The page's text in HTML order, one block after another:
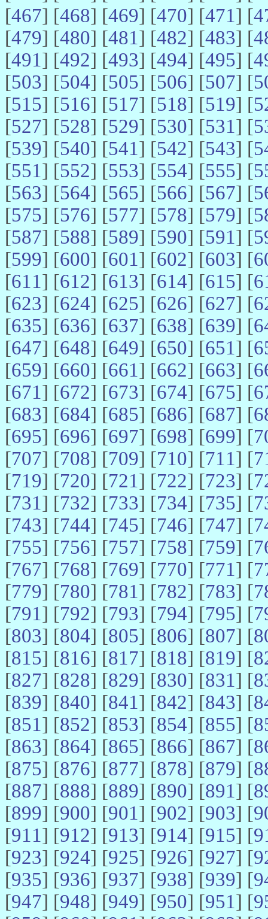
[467] [468] [469] [470] [471] [
[479] [480] [481] [482] [483] [
[491] [492] [493] [494] [495] [
[503] [504] [505] [506] [507] [
[515] [516] [517] [518] [519] [
[527] [528] [529] [530] [531] [
[539] [540] [541] [542] [543] [
[551] [552] [553] [554] [555] [
[563] [564] [565] [566] [567] [
[575] [576] [577] [578] [579] [
[587] [588] [589] [590] [591] [
[599] [600] [601] [602] [603] [
[611] [612] [613] [614] [615] [
[623] [624] [625] [626] [627] [
[635] [636] [637] [638] [639] [
[647] [648] [649] [650] [651] [
[659] [660] [661] [662] [663] [
[671] [672] [673] [674] [675] [
[683] [684] [685] [686] [687] [
[695] [696] [697] [698] [699] [
[707] [708] [709] [710] [711] [
[719] [720] [721] [722] [723] [
[731] [732] [733] [734] [735] [
[743] [744] [745] [746] [747] [
[755] [756] [757] [758] [759] [
[767] [768] [769] [770] [771] [
[779] [780] [781] [782] [783] [
[791] [792] [793] [794] [795] [
[803] [804] [805] [806] [807] [
[815] [816] [817] [818] [819] [
[827] [828] [829] [830] [831] [
[839] [840] [841] [842] [843] [
[851] [852] [853] [854] [855] [
[863] [864] [865] [866] [867] [
[875] [876] [877] [878] [879] [
[887] [888] [889] [890] [891] [
[899] [900] [901] [902] [903] [
[911] [912] [913] [914] [915] [
[923] [924] [925] [926] [927] [
[935] [936] [937] [938] [939] [
[947] [948] [949] [950] [951] [